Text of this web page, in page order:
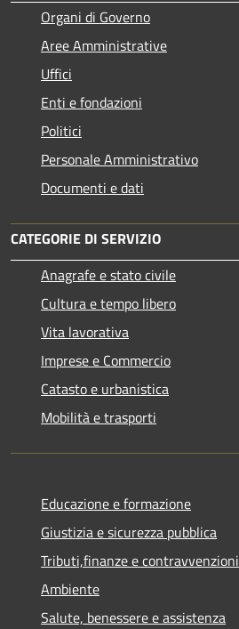
Organi di Governo
Aree Amministrative
Uffici
Enti e fondazioni
Politici
Personale Amministrativo
Documenti e dati
CATEGORIE DI SERVIZIO
Anagrafe e stato civile
Cultura e tempo libero
Vita lavorativa
Imprese e Commercio
Catasto e urbanistica
Mobilità e trasporti
Educazione e formazione
Giustizia e sicurezza pubblica
Tributi,finanze e contravvenzioni
Ambiente
Salute, benessere e assistenza